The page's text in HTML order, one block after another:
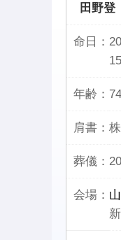
田野登
命日：
年齢：
肩書：
葬儀：
会場：